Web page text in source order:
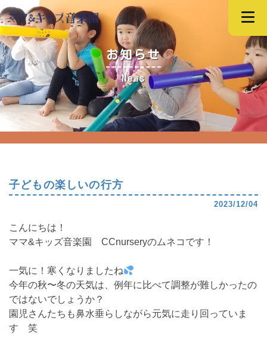
お知らせ
News
子どもの楽しいの行方
2023/12/04
こんにちは！
ママ&キッズ音楽園 CCnurseryのムネコです！
一気に！寒くなりましたね
今年の秋〜冬の天気は、例年に比べて調整が難しかったの
ではないでしょうか？
園児さんたちも鼻水垂らしながら元気に走り回っていま
す 笑